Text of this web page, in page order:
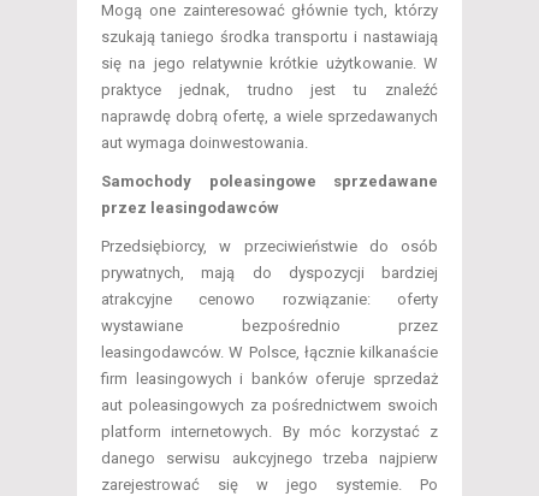
Mogą one zainteresować głównie tych, którzy
szukają taniego środka transportu i nastawiają
się na jego relatywnie krótkie użytkowanie. W
praktyce jednak, trudno jest tu znaleźć
naprawdę dobrą ofertę, a wiele sprzedawanych
aut wymaga doinwestowania.
Samochody poleasingowe sprzedawane
przez leasingodawców
Przedsiębiorcy, w przeciwieństwie do osób
prywatnych, mają do dyspozycji bardziej
atrakcyjne cenowo rozwiązanie: oferty
wystawiane bezpośrednio przez
leasingodawców. W Polsce, łącznie kilkanaście
firm leasingowych i banków oferuje sprzedaż
aut poleasingowych za pośrednictwem swoich
platform internetowych. By móc korzystać z
danego serwisu aukcyjnego trzeba najpierw
zarejestrować się w jego systemie. Po